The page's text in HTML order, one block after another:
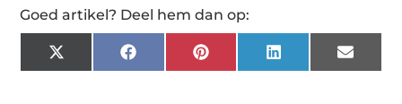
Goed artikel? Deel hem dan op:
X
(Twitter)
FacebookPinterestLinkedInEmail